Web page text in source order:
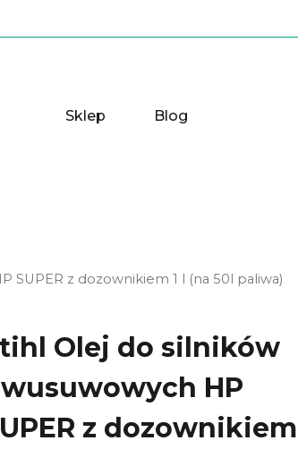
Sklep Blog
SUPER z dozownikiem 1 l (na 50l paliwa)
Olej do silników
HP
z dozownikiem